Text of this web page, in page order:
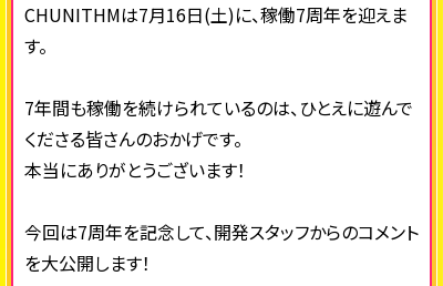
CHUNITHMは7月16日(土)に、稼働7周年を迎えま
す。
7年間も稼働を続けられているのは、ひとえに遊んで
くださる皆さんのおかげです。
本当にありがとうございます！
今回は7周年を記念して、開発スタッフからのコメント
を大公開します！